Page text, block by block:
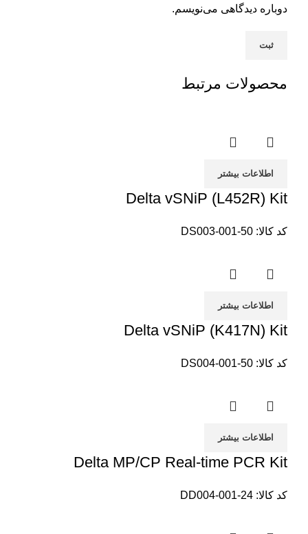
دوباره دیدگاهی می‌نویسم.
محصولات مرتبط
اطلاعات بیشتر
Delta vSNiP (L452R) Kit
کد کالا: DS003-001-50
اطلاعات بیشتر
Delta vSNiP (K417N) Kit
کد کالا: DS004-001-50
اطلاعات بیشتر
Delta MP/CP Real-time PCR Kit
کد کالا: DD004-001-24